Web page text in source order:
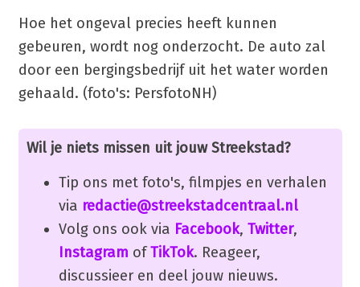
Hoe het ongeval precies heeft kunnen
gebeuren, wordt nog onderzocht. De auto zal
door een bergingsbedrijf uit het water worden
gehaald. (foto's: PersfotoNH)
Wil je niets missen uit jouw Streekstad?
Tip ons met foto's, filmpjes en verhalen
via redactie@streekstadcentraal.nl
Volg ons ook via Facebook, Twitter,
Instagram ofTikTok. Reageer,
discussieer en deel jouw nieuws.